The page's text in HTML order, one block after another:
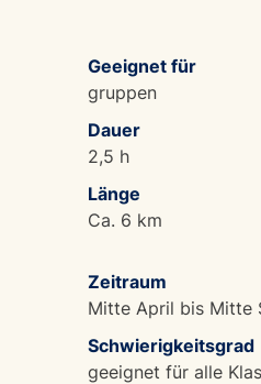
Geeignet für
gruppen
Dauer
2,5 h
Länge
Ca. 6 km
Zeitraum
Mitte April bis Mitte
Schwierigkeitsgrad
geeignet für alle